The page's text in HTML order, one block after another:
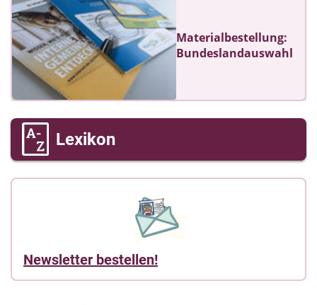
Materialbestellung:
Bundeslandauswahl
Lexikon
Newsletter bestellen!